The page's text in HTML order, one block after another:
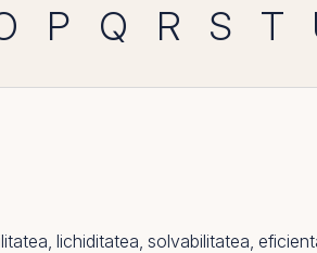
P Q R S T
lichiditatea, solvabilitatea,